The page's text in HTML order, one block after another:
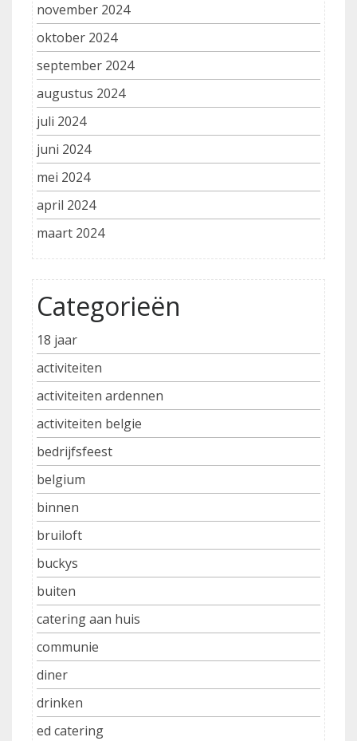
november 2024
oktober 2024
september 2024
augustus 2024
juli 2024
juni 2024
mei 2024
april 2024
maart 2024
Categorieën
18 jaar
activiteiten
activiteiten ardennen
activiteiten belgie
bedrijfsfeest
belgium
binnen
bruiloft
buckys
buiten
catering aan huis
communie
diner
drinken
ed catering